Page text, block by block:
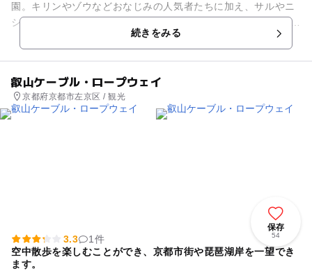
園。キリンやゾウなどおなじみの人気者たちに加え、サルやニ
シゴリラなど約110種530点の動物を飼育しており、園内には汽
続きをみる
叡山ケーブル・ロープウェイ
京都府京都市左京区 / 観光
保存
54
3.3
1件
空中散歩を楽しむことができ、京都市街や琵琶湖岸を一望でき
ます。